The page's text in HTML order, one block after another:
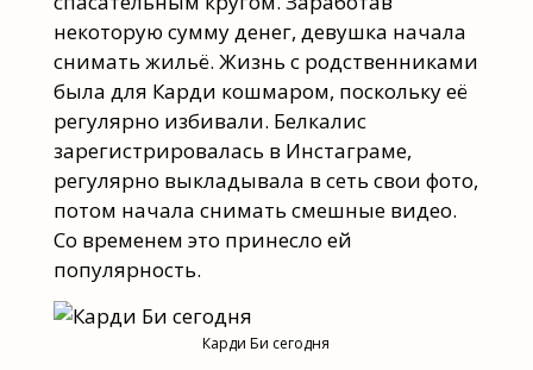
некоторую сумму денег, девушка начала
снимать жильё. Жизнь с родственниками
была для Карди кошмаром, поскольку её
регулярно избивали. Белкалис
зарегистрировалась в Инстаграме,
регулярно выкладывала в сеть свои фото,
потом начала снимать смешные видео.
Со временем это принесло ей
популярность.
Карди Би сегодня